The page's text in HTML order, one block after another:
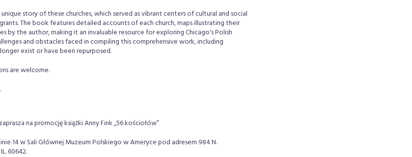
story of these churches, which served as vibrant centers of cultural and social
The book features detailed accounts of each church, maps illustrating their
by the author, making it an invaluable resource for exploring Chicago's Polish
and obstacles faced in compiling this comprehensive work, including
exist or have been repurposed.
are welcome.
.
na promocję książki Anny Fink „56 kościołów”
14 w Sali Głównej Muzeum Polskiego w Ameryce pod adresem 984 N.
60642.